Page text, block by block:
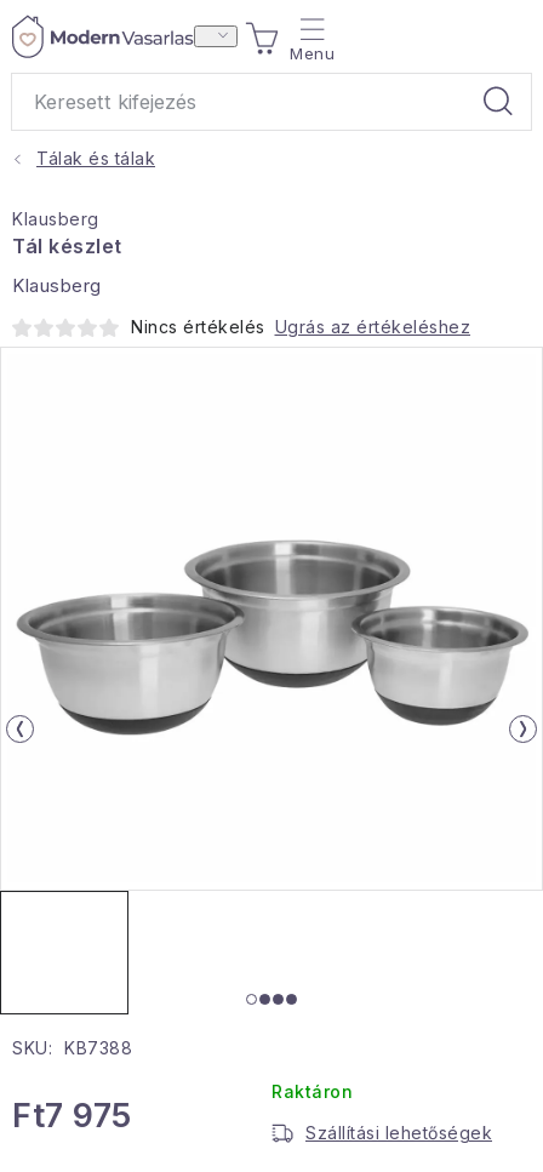
Ugrás
KOSÁR
Otthoni illatok
Egészség és szépség
Sport és szabadban
Gyermekeknek
Karácsonyi esemény
Januári akció
Tálak és tálak
SKU: KB7388
Ft7 975
Raktáron
Szállítási lehetőségek
Klausberg
Tál készlet
Klausberg
Nincs értékelés Ugrás az értékeléshez